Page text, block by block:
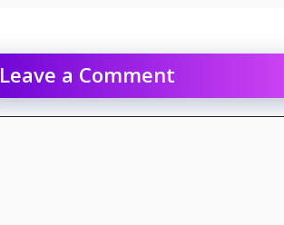
Leave a Comment